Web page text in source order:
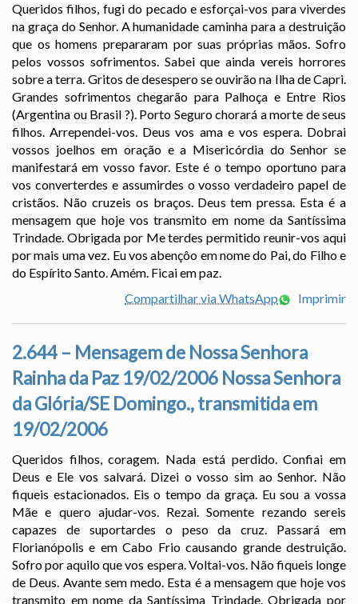
Queridos filhos, fugi do pecado e esforçai-vos para viverdes
na graça do Senhor. A humanidade caminha para a destruição
que os homens prepararam por suas próprias mãos. Sofro
pelos vossos sofrimentos. Sabei que ainda vereis horrores
sobre a terra. Gritos de desespero se ouvirão na Ilha de Capri.
Grandes sofrimentos chegarão para Palhoça e Entre Rios
(Argentina ou Brasil ?). Porto Seguro chorará a morte de seus
filhos. Arrependei-vos. Deus vos ama e vos espera. Dobrai
vossos joelhos em oração e a Misericórdia do Senhor se
manifestará em vosso favor. Este é o tempo oportuno para
vos converterdes e assumirdes o vosso verdadeiro papel de
cristãos. Não cruzeis os braços. Deus tem pressa. Esta é a
mensagem que hoje vos transmito em nome da Santíssima
Trindade. Obrigada por Me terdes permitido reunir-vos aqui
por mais uma vez. Eu vos abençôo em nome do Pai, do Filho e
do Espírito Santo. Amém. Ficai em paz.
Compartilhar via WhatsApp
Imprimir
2.644 – Mensagem de Nossa Senhora
Rainha da Paz 19/02/2006 Nossa Senhora
da Glória/SE Domingo., transmitida em
19/02/2006
Queridos filhos, coragem. Nada está perdido. Confiai em
Deus e Ele vos salvará. Dizei o vosso sim ao Senhor. Não
fiqueis estacionados. Eis o tempo da graça. Eu sou a vossa
Mãe e quero ajudar-vos. Rezai. Somente rezando sereis
capazes de suportardes o peso da cruz. Passará em
Florianópolis e em Cabo Frio causando grande destruição.
Sofro por aquilo que vos espera. Voltai-vos. Não fiqueis longe
de Deus. Avante sem medo. Esta é a mensagem que hoje vos
transmito em nome da Santíssima Trindade. Obrigada por